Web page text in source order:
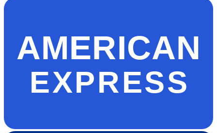
AMERICAN
EXPRESS